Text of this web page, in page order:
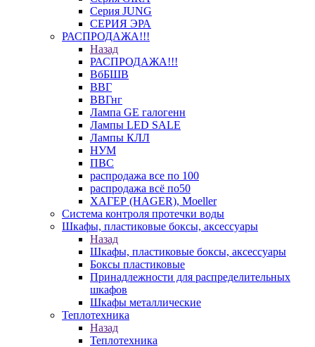
Серия JUNG
СЕРИЯ ЭРА
РАСПРОДАЖА!!!
Назад
РАСПРОДАЖА!!!
ВбБШВ
ВВГ
ВВГнг
Лампа GE галогенн
Лампы LED SALE
Лампы КЛЛ
НУМ
ПВС
распродажа все по 100
распродажа всё по50
ХАГЕР (HAGER), Moeller
Система контроля протечки воды
Шкафы, пластиковые боксы, аксессуары
Назад
Шкафы, пластиковые боксы, аксессуары
Боксы пластиковые
Принадлежности для распределительных
шкафов
Шкафы металлические
Теплотехника
Назад
Теплотехника